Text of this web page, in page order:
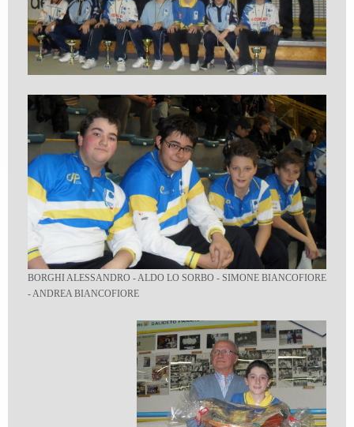
BORGHI ALESSANDRO - ALDO LO SORBO - SIMONE BIANCOFIORE
- ANDREA BIANCOFIORE